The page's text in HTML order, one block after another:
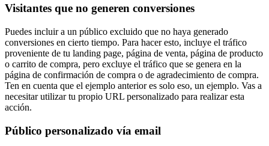
Visitantes que no generen conversiones
Puedes incluir a un público excluido que no haya generado
conversiones en cierto tiempo. Para hacer esto, incluye el tráfico
proveniente de tu landing page, página de venta, página de producto
o carrito de compra, pero excluye el tráfico que se genera en la
página de confirmación de compra o de agradecimiento de compra.
Ten en cuenta que el ejemplo anterior es solo eso, un ejemplo. Vas a
necesitar utilizar tu propio URL personalizado para realizar esta
acción.
Público personalizado vía email